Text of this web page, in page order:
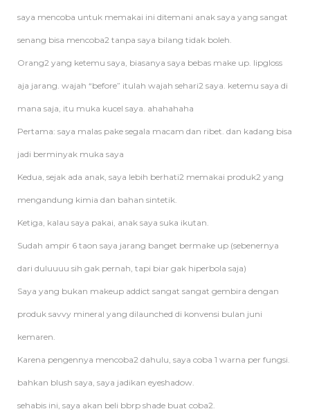
saya mencoba untuk memakai ini ditemani anak saya yang sangat
senang bisa mencoba2 tanpa saya bilang tidak boleh.
Orang2 yang ketemu saya, biasanya saya bebas make up. lipgloss
aja jarang. wajah “before” itulah wajah sehari2 saya. ketemu saya di
mana saja, itu muka kucel saya. ahahahaha
Pertama: saya malas pake segala macam dan ribet. dan kadang bisa
jadi berminyak muka saya
Kedua, sejak ada anak, saya lebih berhati2 memakai produk2 yang
mengandung kimia dan bahan sintetik.
Ketiga, kalau saya pakai, anak saya suka ikutan.
Sudah ampir 6 taon saya jarang banget bermake up (sebenernya
dari duluuuu sih gak pernah, tapi biar gak hiperbola saja)
Saya yang bukan makeup addict sangat sangat gembira dengan
produk savvy mineral yang dilaunched di konvensi bulan juni
kemaren.
Karena pengennya mencoba2 dahulu, saya coba 1 warna per fungsi.
bahkan blush saya, saya jadikan eyeshadow.
sehabis ini, saya akan beli bbrp shade buat coba2.